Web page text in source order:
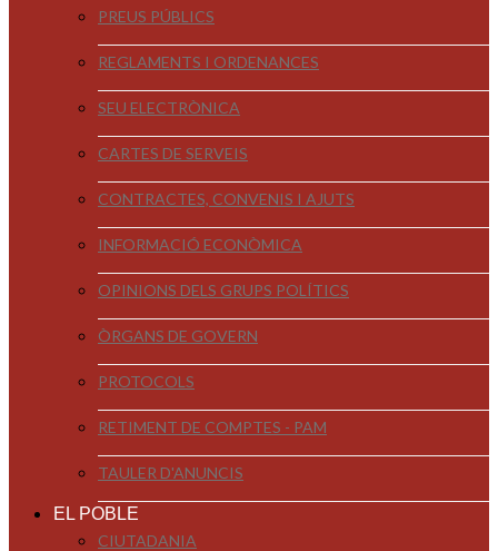
PREUS PÚBLICS
REGLAMENTS I ORDENANCES
SEU ELECTRÒNICA
CARTES DE SERVEIS
CONTRACTES, CONVENIS I AJUTS
INFORMACIÓ ECONÒMICA
OPINIONS DELS GRUPS POLÍTICS
ÒRGANS DE GOVERN
PROTOCOLS
RETIMENT DE COMPTES - PAM
TAULER D'ANUNCIS
EL POBLE
CIUTADANIA